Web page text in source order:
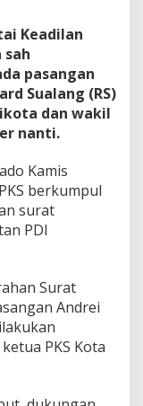
Keadilan
sah
pasangan
Sualang (RS)
dan wakil
nanti.
Kamis
berkumpul
surat
PDI
Surat
Andrei
PKS Kota